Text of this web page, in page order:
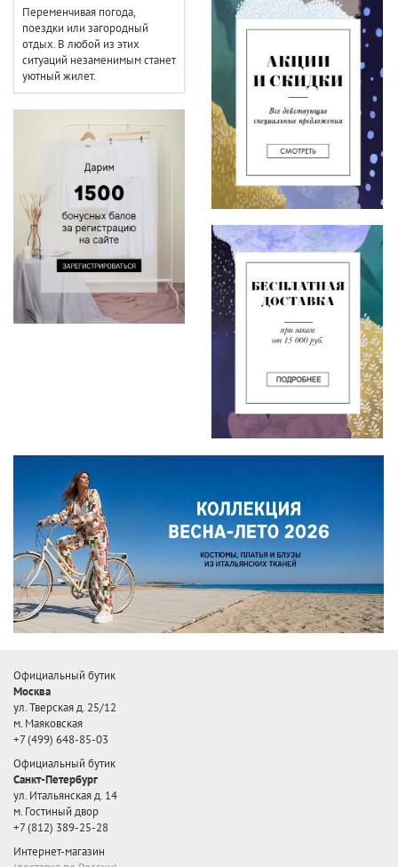
Переменчивая погода,
поездки или загородный
отдых. В любой из этих
ситуаций незаменимым станет
уютный жилет.
Официальный бутик
Москва
ул. Тверская д. 25/12
м. Маяковская
+7 (499) 648-85-03
Официальный бутик
Санкт-Петербург
ул. Итальянская д. 14
м. Гостиный двор
+7 (812) 389-25-28
Интернет-магазин